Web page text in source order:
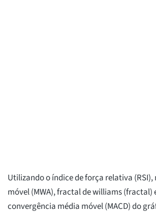
Utilizando o índice de força relativa
móvel (MWA), fractal de williams (fractal)
convergência média móvel (MACD) do